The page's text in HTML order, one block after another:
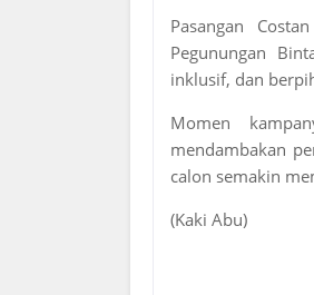
Pasangan
Pegunungan
inklusif, dan
Momen
mendambakan
calon semakin
(Kaki Abu)